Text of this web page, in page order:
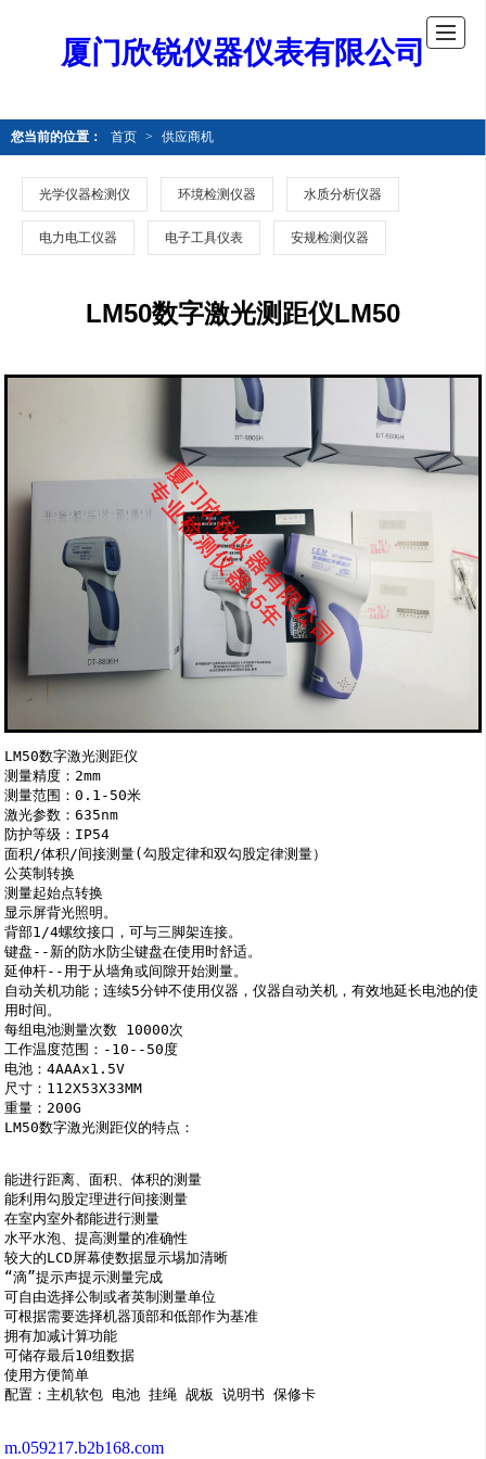
厦门欣锐仪器仪表有限公司
您当前的位置： 首页 > 供应商机
光学仪器检测仪 环境检测仪器 水质分析仪器
电力电工仪器 电子工具仪表 安规检测仪器
LM50数字激光测距仪LM50
LM50数字激光测距仪
测量精度：2mm
测量范围：0.1-50米
激光参数：635nm
防护等级：IP54
面积/体积/间接测量(勾股定律和双勾股定律测量）
公英制转换
测量起始点转换
显示屏背光照明。
背部1/4螺纹接口，可与三脚架连接。
键盘--新的防水防尘键盘在使用时舒适。
延伸杆--用于从墙角或间隙开始测量。
自动关机功能；连续5分钟不使用仪器，仪器自动关机，有效地延长电池的使
用时间。
每组电池测量次数 10000次
工作温度范围：-10--50度
电池：4AAAx1.5V
尺寸：112X53X33MM
重量：200G
LM50数字激光测距仪的特点：
能进行距离、面积、体积的测量
能利用勾股定理进行间接测量
在室内室外都能进行测量
水平水泡、提高测量的准确性
较大的LCD屏幕使数据显示埸加清晰
“滴”提示声提示测量完成
可自由选择公制或者英制测量单位
可根据需要选择机器顶部和低部作为基准
拥有加减计算功能
可储存最后10组数据
使用方便简单
m.059217.b2b168.com